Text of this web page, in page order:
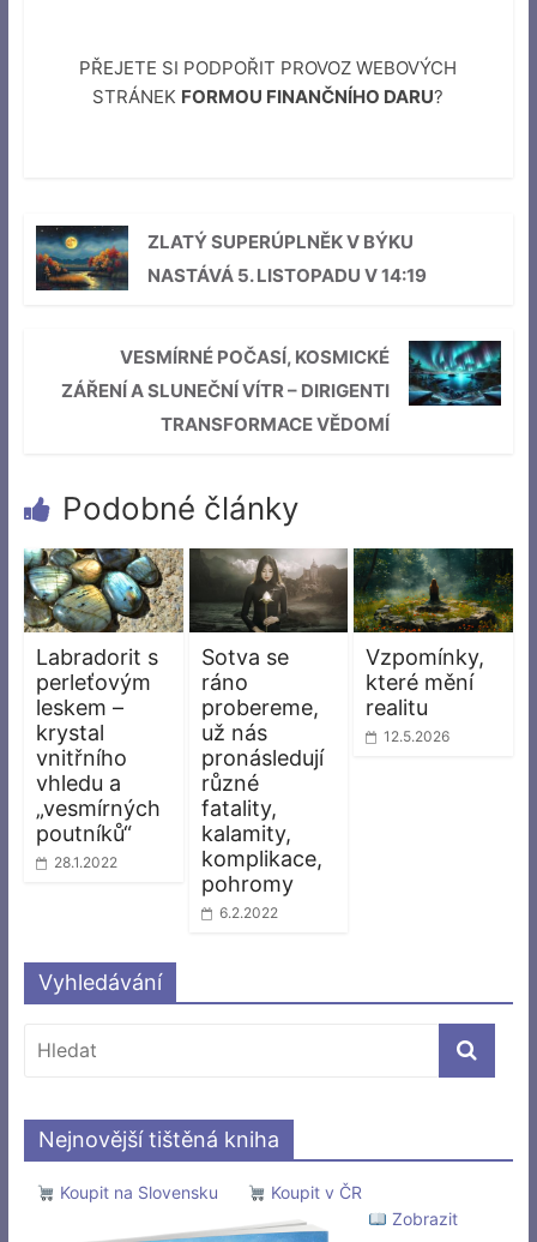
PŘEJETE SI PODPOŘIT PROVOZ WEBOVÝCH
STRÁNEK FORMOU FINANČNÍHO DARU?
ZLATÝ SUPERÚPLNĚK V BÝKU
NASTÁVÁ 5. LISTOPADU V 14:19
VESMÍRNÉ POČASÍ, KOSMICKÉ
ZÁŘENÍ A SLUNEČNÍ VÍTR – DIRIGENTI
TRANSFORMACE VĚDOMÍ
Podobné články
Labradorit s
perleťovým
leskem –
krystal
vnitřního
vhledu a
„vesmírných
poutníků“
28.1.2022
Sotva se
ráno
probereme,
už nás
pronásledují
různé
fatality,
kalamity,
komplikace,
pohromy
6.2.2022
Vzpomínky,
které mění
realitu
12.5.2026
Vyhledávání
Nejnovější tištěná kniha
Koupit na Slovensku
Koupit v ČR
Zobrazit